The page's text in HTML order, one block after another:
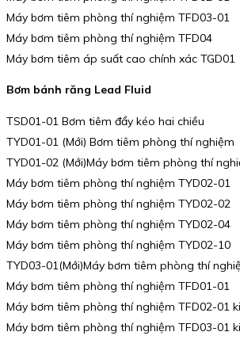
Máy bơm tiêm phòng thí nghiệm TFD03-01
Máy bơm tiêm phòng thí nghiệm TFD04
Máy bơm tiêm áp suất cao chính xác TGD01
Bơm bánh răng Lead Fluid
TSD01-01 Bơm tiêm đẩy kéo hai chiều
TYD01-01 (Mới) Bơm tiêm phòng thí nghiệm
TYD01-02 (Mới)Máy bơm tiêm phòng thí
Máy bơm tiêm phòng thí nghiệm TYD02-01
Máy bơm tiêm phòng thí nghiệm TYD02-02
Máy bơm tiêm phòng thí nghiệm TYD02-04
Máy bơm tiêm phòng thí nghiệm TYD02-10
TYD03-01(Mới)Máy bơm tiêm phòng thí
Máy bơm tiêm phòng thí nghiệm TFD01-01
Máy bơm tiêm phòng thí nghiệm TFD02-01
Máy bơm tiêm phòng thí nghiệm TFD03-01